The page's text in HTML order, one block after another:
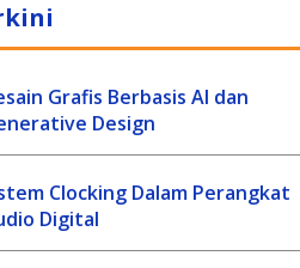
Grafis Berbasis AI dan
Design
Clocking Dalam Perangkat
Digital